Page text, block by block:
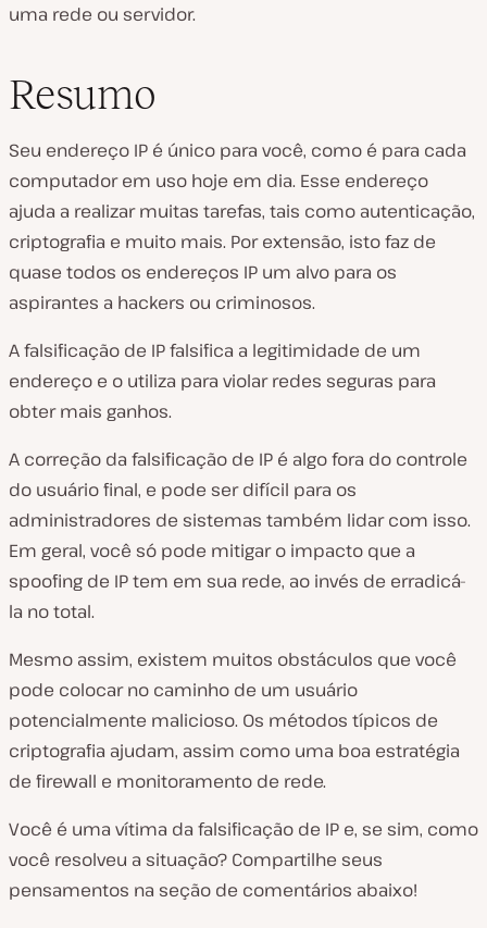
uma rede ou servidor.
Resumo
Seu endereço IP é único para você, como é para cada
computador em uso hoje em dia. Esse endereço
ajuda a realizar muitas tarefas, tais como autenticação,
criptografia e muito mais. Por extensão, isto faz de
quase todos os endereços IP um alvo para os
aspirantes a hackers ou criminosos.
A falsificação de IP falsifica a legitimidade de um
endereço e o utiliza para violar redes seguras para
obter mais ganhos.
A correção da falsificação de IP é algo fora do controle
do usuário final, e pode ser difícil para os
administradores de sistemas também lidar com isso.
Em geral, você só pode mitigar o impacto que a
spoofing de IP tem em sua rede, ao invés de erradicá-
la no total.
Mesmo assim, existem muitos obstáculos que você
pode colocar no caminho de um usuário
potencialmente malicioso. Os métodos típicos de
criptografia ajudam, assim como uma boa estratégia
de firewall e monitoramento de rede.
Você é uma vítima da falsificação de IP e, se sim, como
você resolveu a situação? Compartilhe seus
pensamentos na seção de comentários abaixo!